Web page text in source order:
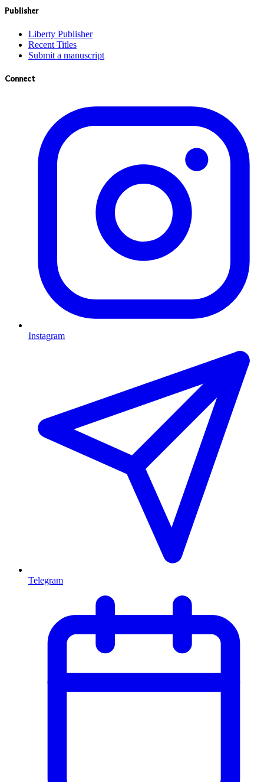
Publisher
Liberty Publisher
Recent Titles
Submit a manuscript
Connect
Instagram
Telegram